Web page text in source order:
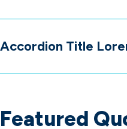
Accordion Title
Featured